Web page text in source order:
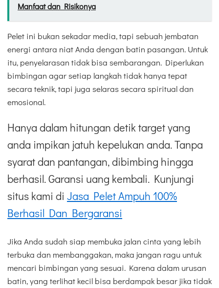
Manfaat dan Risikonya
Pelet ini bukan sekadar media, tapi sebuah jembatan
energi antara niat Anda dengan batin pasangan. Untuk
itu, penyelarasan tidak bisa sembarangan. Diperlukan
bimbingan agar setiap langkah tidak hanya tepat
secara teknik, tapi juga selaras secara spiritual dan
emosional.
Hanya dalam hitungan detik target yang
anda impikan jatuh kepelukan anda. Tanpa
syarat dan pantangan, dibimbing hingga
berhasil. Garansi uang kembali. Kunjungi
situs kami di Jasa Pelet Ampuh 100%
Berhasil Dan Bergaransi
Jika Anda sudah siap membuka jalan cinta yang lebih
terbuka dan membanggakan, maka jangan ragu untuk
mencari bimbingan yang sesuai. Karena dalam urusan
batin, yang terlihat kecil bisa berdampak besar jika tidak